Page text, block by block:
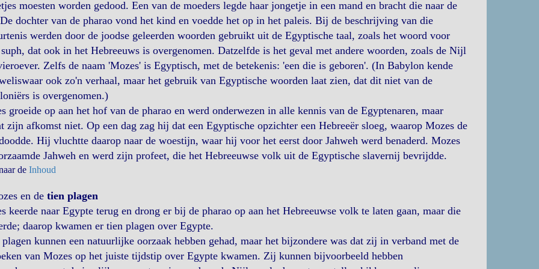
moesten worden gedood. Een van de moeders legde haar jongetje in een mand en bracht die naar de
dochter van de pharao vond het kind en voedde het op in het paleis. Bij de beschrijving van die
werden door de joodse geleerden woorden gebruikt uit de Egyptische taal, zoals het woord voor
dat ook in het Hebreeuws is overgenomen. Datzelfde is het geval met andere woorden, zoals de Nijl
Zelfs de naam 'Mozes' is Egyptisch, met de betekenis: 'een die is geboren'. (In Babylon kende
ook zo'n verhaal, maar het gebruik van Egyptische woorden laat zien, dat dit niet van de
is overgenomen.)
groeide op aan het hof van de pharao en werd onderwezen in alle kennis van de Egyptenaren, maar
zijn afkomst niet. Op een dag zag hij dat een Egyptische opzichter een Hebreeër sloeg, waarop Mozes de
Hij vluchtte daarop naar de woestijn, waar hij voor het eerst door Jahweh werd benaderd. Mozes
Jahweh en werd zijn profeet, die het Hebreeuwse volk uit de Egyptische slavernij bevrijdde.
de Inhoud
en de tien plagen
keerde naar Egypte terug en drong er bij de pharao op aan het Hebreeuwse volk te laten gaan, maar die
daarop kwamen er tien plagen over Egypte.
plagen kunnen een natuurlijke oorzaak hebben gehad, maar het bijzondere was dat zij in verband met de
van Mozes op het juiste tijdstip over Egypte kwamen. Zij kunnen bijvoorbeeld hebben